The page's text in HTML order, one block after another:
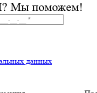
Мы поможем!
данных